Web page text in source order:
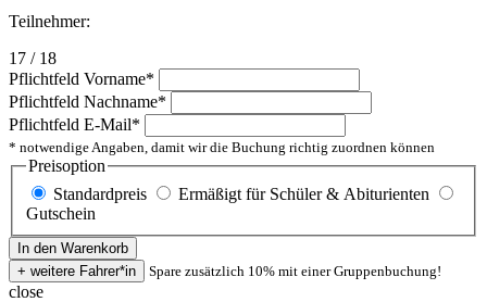
Teilnehmer:
17 / 18
Pflichtfeld Vorname*
Pflichtfeld Nachname*
Pflichtfeld E-Mail*
* notwendige Angaben, damit wir die Buchung richtig zuordnen können
Preisoption
Standardpreis
Ermäßigt für Schüler & Abiturienten
Gutschein
Spare zusätzlich 10% mit einer Gruppenbuchung!
close